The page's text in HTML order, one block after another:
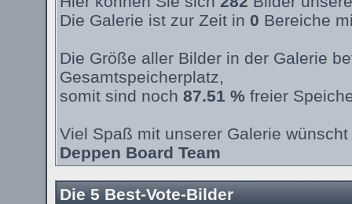
Die Galerie ist zur Zeit in 0 Bereiche
Die Größe aller Bilder in der Galerie
Gesamtspeicherplatz,
somit sind noch 87.51 % freier
Viel Spaß mit unserer Galerie
Deppen Board Team
Die 5 Best-Vote-Bilder